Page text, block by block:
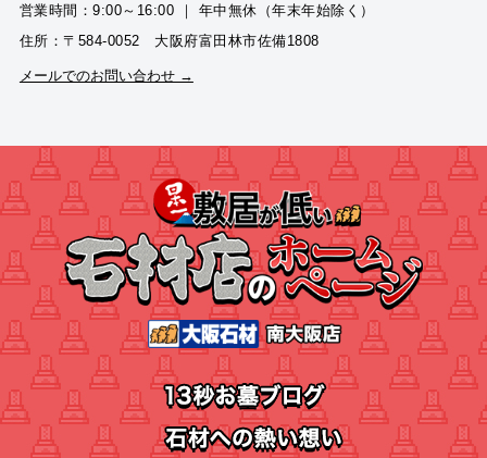
営業時間：9:00～16:00 ｜ 年中無休（年末年始除く）
住所：〒584-0052 大阪府富田林市佐備1808
メールでのお問い合わせ →